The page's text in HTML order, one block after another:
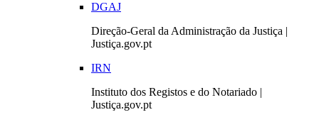
DGAJ
Direção-Geral da Administração da Justiça |
Justiça.gov.pt
IRN
Instituto dos Registos e do Notariado |
Justiça.gov.pt